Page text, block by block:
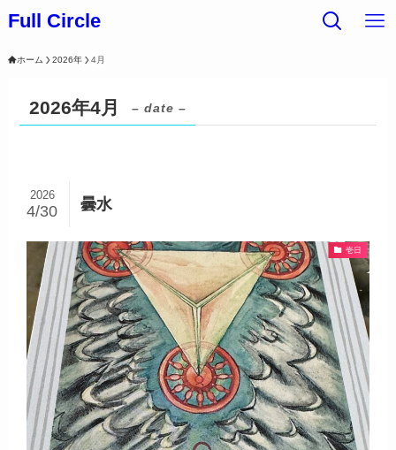
Full Circle
ホーム 2026年 4月
2026年4月 – date –
曇水
2026
4/30
壱日